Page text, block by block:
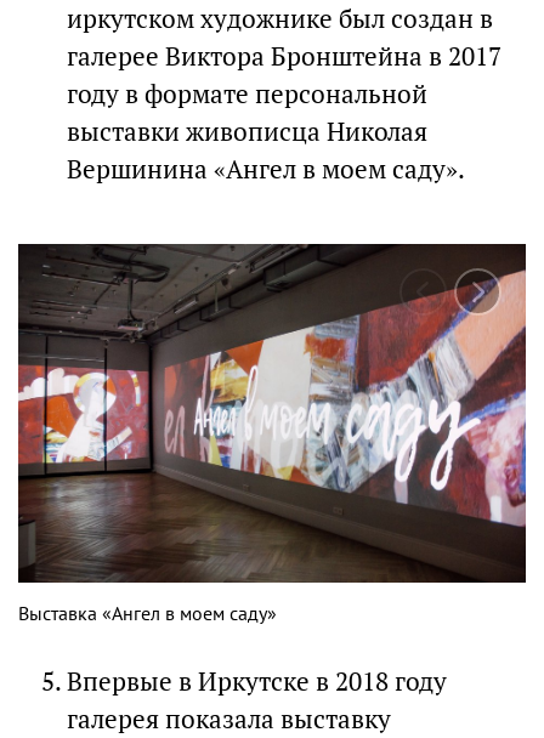
иркутском художнике был создан в
галерее Виктора Бронштейна в 2017
году в формате персональной
выставки живописца Николая
Вершинина «Ангел в моем саду».
Выставка «Ангел в моем саду»
Впервые в Иркутске в 2018 году
галерея показала выставку